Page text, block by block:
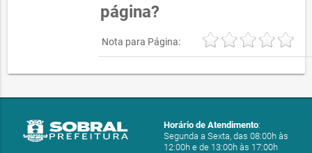
página?
Nota para Página:
Horário de Atendimento:
Segunda a Sexta, das 08:00h às
12:00h e de 13:00h às 17:00h